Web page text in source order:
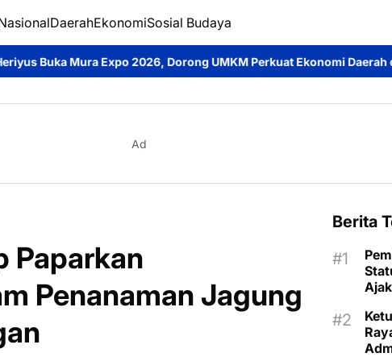
DaerahEkonomiSosial Budaya
Dorong UMKM Perkuat Ekonomi Daerah dan Cintai Produk Lokal
Ad
Paparkan
Penanaman Jagung
Berita